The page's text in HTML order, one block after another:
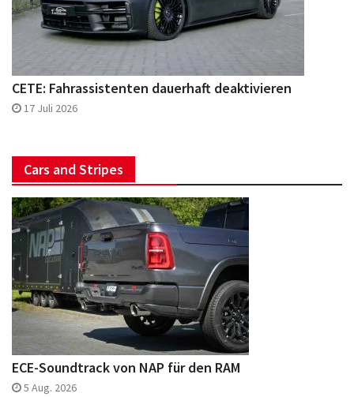
CETE: Fahrassistenten dauerhaft deaktivieren
17 Juli 2026
Cars and Stripes
ECE-Soundtrack von NAP für den RAM
5 Aug. 2026